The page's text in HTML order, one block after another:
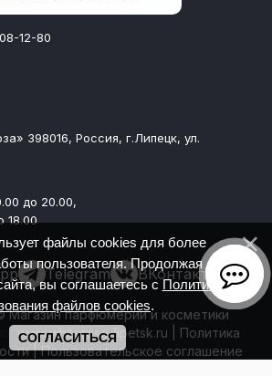
12-80
398016, Россия, г.Липецк, ул.
до 20.00,
18.00
Telegram ВКонтакте
Магазин парфюмерии и косметики
www.whiterose-lipetsk.ru
Политика
|Пользовательское соглашение
файлы cookies для более
пользователя. Продолжая
вы соглашаетесь сПолитикой
файлов cookies.
СОГЛАСИТЬСЯ